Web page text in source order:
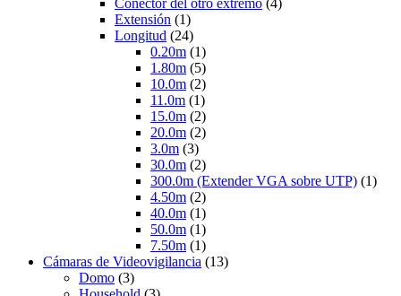
Extensión (1)
Longitud (24)
0.20m (1)
1.80m (5)
10.0m (2)
11.0m (1)
15.0m (2)
20.0m (2)
3.0m (3)
30.0m (2)
300.0m (Extender VGA sobre UTP) (1)
4.50m (2)
40.0m (1)
50.0m (1)
7.50m (1)
Cámaras de Videovigilancia (13)
Domo (3)